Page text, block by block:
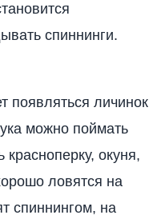
спиннинги.
появляться личинок
можно поймать
окуня,
ловятся на
спиннингом, на